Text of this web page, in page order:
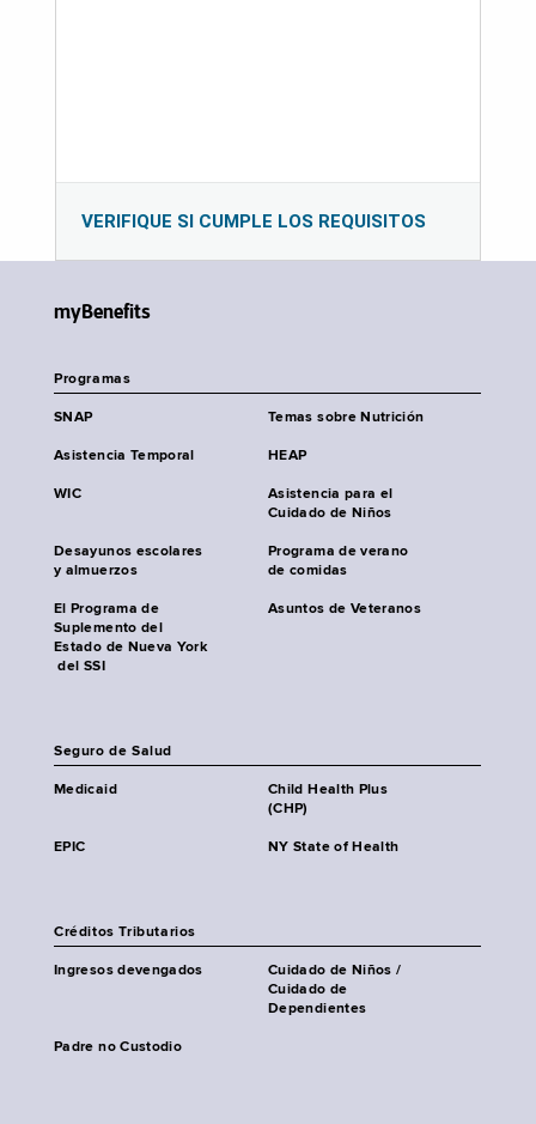
VERIFIQUE SI CUMPLE LOS REQUISITOS
myBenefits
Programas
SNAP Temas sobre Nutrición
Asistencia Temporal HEAP
WIC
Asistencia para el
Cuidado de Niños
Desayunos escolares
y almuerzos
Programa de verano
de comidas
El Programa de
Suplemento del
Estado de Nueva York
del SSI
Asuntos de Veteranos
Seguro de Salud
Medicaid
Child Health Plus
(CHP)
EPIC NY State of Health
Créditos Tributarios
Ingresos devengados
Cuidado de Niños /
Cuidado de
Dependientes
Padre no Custodio